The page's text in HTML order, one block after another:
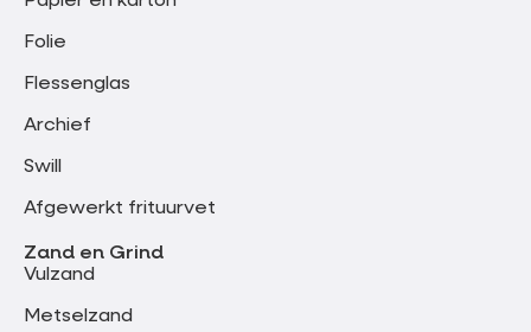
Folie
Flessenglas
Archief
Swill
Afgewerkt frituurvet
Zand en Grind
Vulzand
Metselzand